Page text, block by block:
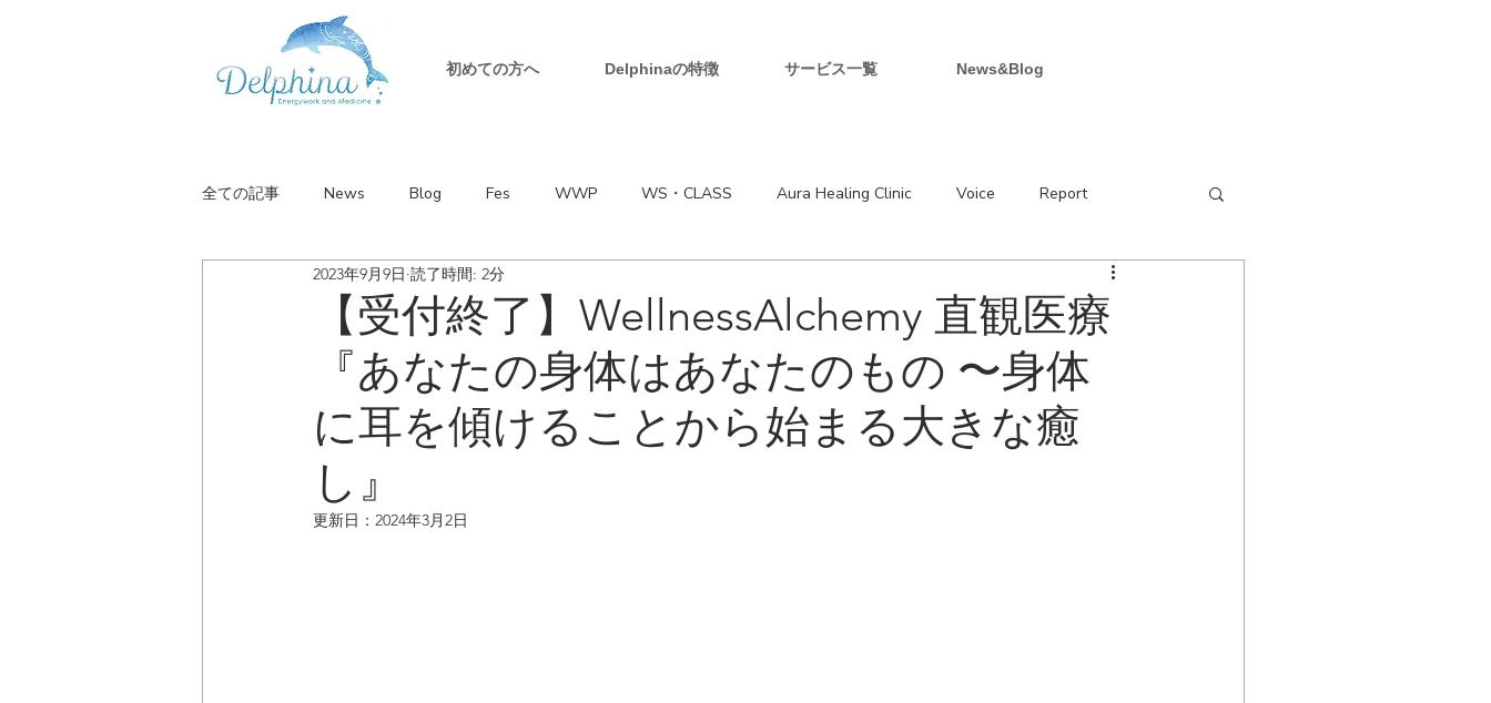
初めての方へ Delphinaの特徴 サービス一覧 News&Blog
全ての記事 News Blog Fes WWP WS・CLASS Aura Healing Clinic Voice Report
【受付終了】WellnessAlchemy 直観医療
『あなたの身体はあなたのもの 〜身体
に耳を傾けることから始まる大きな癒
し』
2023年9月9日 読了時間: 2分
更新日： 2024年3月2日